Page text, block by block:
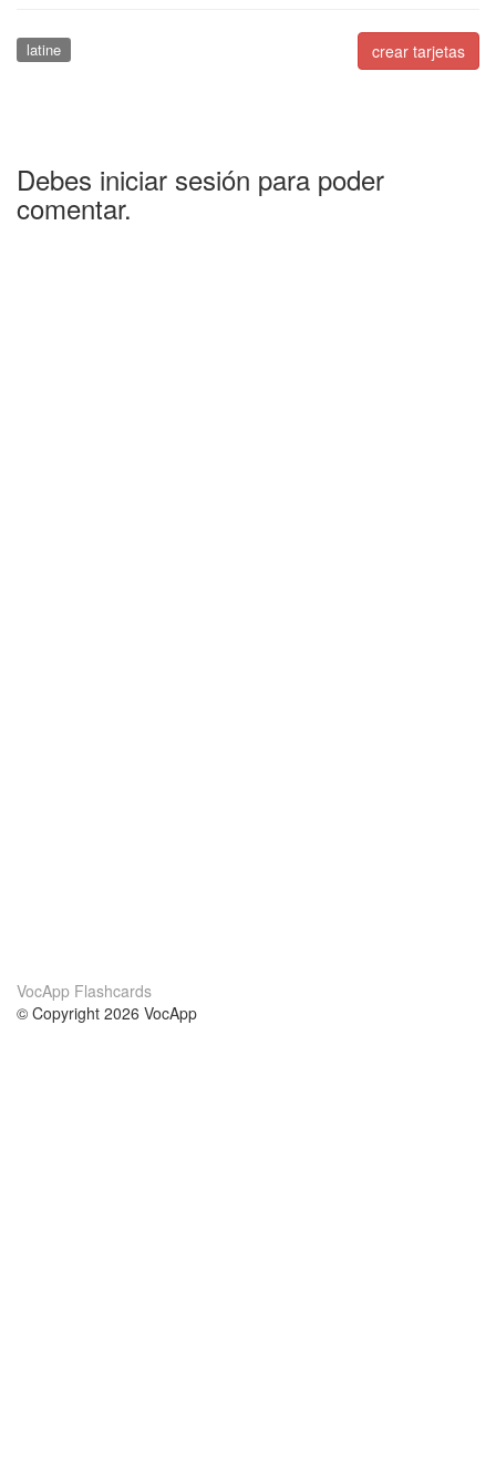
crear tarjetas
latine
Debes iniciar sesión para poder
comentar.
VocApp Flashcards
© Copyright 2026 VocApp